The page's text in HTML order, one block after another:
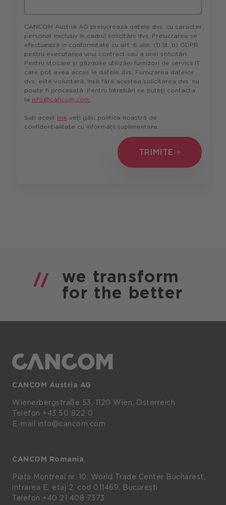
CANCOM Austria AG prelucrează datele dvs. cu caracter
personal exclusiv în cadrul solicitării dvs. Prelucrarea se
efectuează în conformitate cu art. 6 alin. (1) lit. b) GDPR
pentru executarea unui contract sau a unei solicitări.
Pentru stocare și găzduire utilizăm furnizori de servicii IT
care pot avea acces la datele dvs. Furnizarea datelor
dvs. este voluntară, însă fără acestea solicitarea dvs. nu
poate fi procesată. Pentru întrebări ne puteți contacta
la info@cancom.com.
Sub acest link veți găsi politica noastră de
confidențialitate cu informații suplimentare.
TRIMITE
TRIMITE
we transform
for the better
CANCOM Austria AG
Wienerbergstraße 53, 1120 Wien, Österreich
Telefon +43 50 822 0
E-mail info@cancom.com
CANCOM Romania
Piața Montreal nr. 10, World Trade Center Bucharest,
intrarea E, etaj 2, cod 011469, București
Telefon +40 21 408 7373